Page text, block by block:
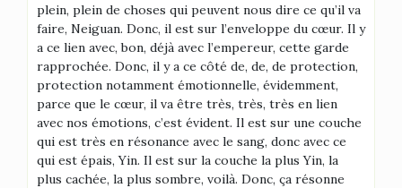
plein, plein de choses qui peuvent nous dire ce qu’il va
faire, Neiguan. Donc, il est sur l’enveloppe du cœur. Il y
a ce lien avec, bon, déjà avec l’empereur, cette garde
rapprochée. Donc, il y a ce côté de, de, de protection,
protection notamment émotionnelle, évidemment,
parce que le cœur, il va être très, très, très en lien
avec nos émotions, c’est évident. Il est sur une couche
qui est très en résonance avec le sang, donc avec ce
qui est épais, Yin. Il est sur la couche la plus Yin, la
plus cachée, la plus sombre, voilà. Donc, ça résonne